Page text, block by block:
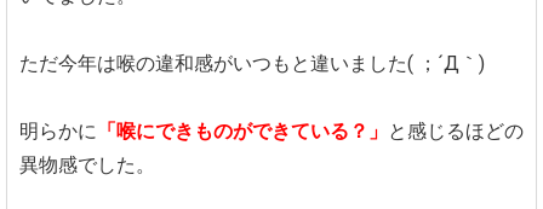
ただ今年は喉の違和感がいつもと違いました( ；´Д｀)
明らかに 「喉にできものができている？」 と感じるほどの
異物感でした。